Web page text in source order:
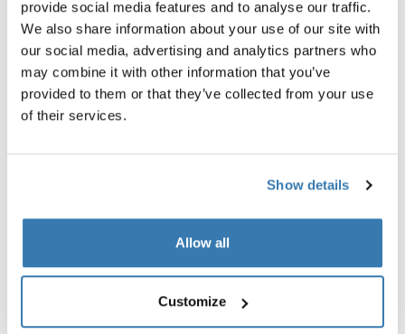
provide social media features and to analyse our traffic.
We also share information about your use of our site with
our social media, advertising and analytics partners who
may combine it with other information that you’ve
provided to them or that they’ve collected from your use
of their services.
Show details
Allow all
Customize
Testé à l’extrême
Chez Thule Test Center™ à Hillerstorp, en Suède, les
produits sont testés à l'extrême. Nos systèmes de
barres de toit sont conçus pour transporter votre
plus sûre et sécurisée possible. Voici quelques-uns des
nombreux tests réalisés.